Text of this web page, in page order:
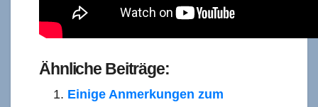
Ähnliche Beiträge:
Einige Anmerkungen zum